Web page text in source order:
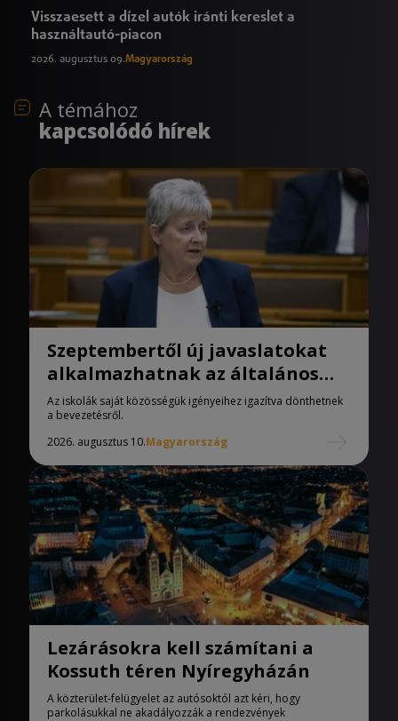
Visszaesett a dízel autók iránti kereslet a
használtautó-piacon
2026. augusztus 09.Magyarország
A témához
kapcsolódó hírek
Szeptembertől új javaslatokat
alkalmazhatnak az általános
iskolák
Az iskolák saját közösségük igényeihez igazítva dönthetnek
a bevezetésről.
2026. augusztus 10.Magyarország
Lezárásokra kell számítani a
Kossuth téren Nyíregyházán
A közterület-felügyelet az autósoktól azt kéri, hogy
parkolásukkal ne akadályozzák a rendezvények